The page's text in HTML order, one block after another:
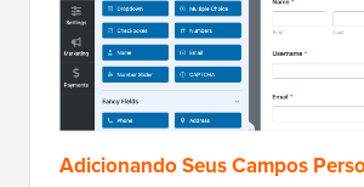
Adicionando Seus Campos